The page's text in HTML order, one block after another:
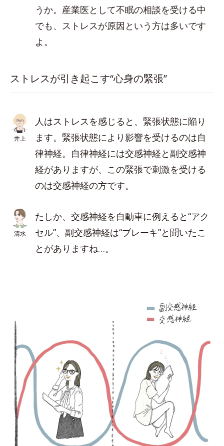
うか。産業医として不眠の相談を受ける中
でも、ストレスが原因という方は多いです
よ。
ストレスが引き起こす“心身の緊張”
井上
人はストレスを感じると、緊張状態に陥り
ます。緊張状態により影響を受けるのは自
律神経。自律神経には交感神経と副交感神
経がありますが、この緊張で刺激を受ける
のは交感神経の方です。
清水
たしか、交感神経を自動車に例えると“アク
セル”、副交感神経は“ブレーキ”と聞いたこ
とがありますね…。